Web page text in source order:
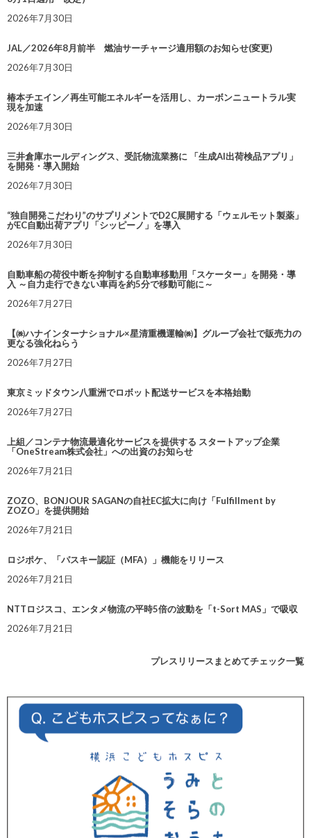
2026年7月30日
JAL／2026年8月前半 燃油サーチャージ適用額のお知らせ(変更)
2026年7月30日
椿本チエイン／再生可能エネルギーを活用し、カーボンニュートラル実
現を加速
2026年7月30日
三井倉庫ホールディングス、受託物流業務に 「生成AI出荷検品アプリ」
を開発・導入開始
2026年7月30日
“独自開発こだわり”のサプリメントでD2C展開する「ウェルモット製薬」
がEC自動出荷アプリ「シッピーノ」を導入
2026年7月30日
自動車船の荷役中断を抑制する自動車移動用「スケーター」を開発・導
入 ～自力走行できない車両を約5分で移動可能に～
2026年7月27日
【㈱ハナインターナショナル×星清重機運輸㈱】グループ会社で販売力の
更なる強化ねらう
2026年7月27日
東京ミッドタウン八重洲でロボット配送サービスを本格始動
2026年7月27日
上組／コンテナ物流最適化サービスを提供する スタートアップ企業
「OneStream株式会社」への出資のお知らせ
2026年7月21日
ZOZO、BONJOUR SAGANの自社EC拡大に向け「Fulfillment by
ZOZO」を提供開始
2026年7月21日
ロジポケ、「パスキー認証（MFA）」機能をリリース
2026年7月21日
NTTロジスコ、エンタメ物流の平時5倍の波動を「t-Sort MAS」で吸収
2026年7月21日
プレスリリースまとめてチェック一覧